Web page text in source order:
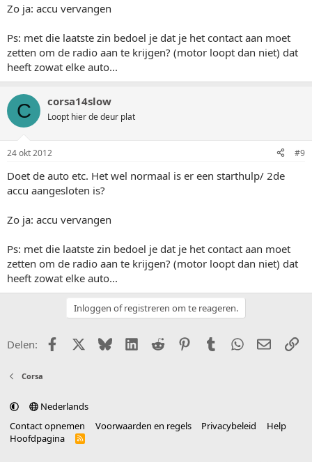
Zo ja: accu vervangen
Ps: met die laatste zin bedoel je dat je het contact aan moet
zetten om de radio aan te krijgen? (motor loopt dan niet) dat
heeft zowat elke auto...
C corsa14slow
Loopt hier de deur plat
24 okt 2012 #9
Doet de auto etc. Het wel normaal is er een starthulp/ 2de
accu aangesloten is?
Zo ja: accu vervangen
Ps: met die laatste zin bedoel je dat je het contact aan moet
zetten om de radio aan te krijgen? (motor loopt dan niet) dat
heeft zowat elke auto...
Inloggen of registreren om te reageren.
Delen: FacebookX (Twitter)
BlueskyLinkedIn
Reddit PinterestTumblr WhatsApp
E-mail
Corsa
Nederlands
Contact opnemen
Voorwaarden en regels Privacybeleid
Help
Hoofdpagina
R